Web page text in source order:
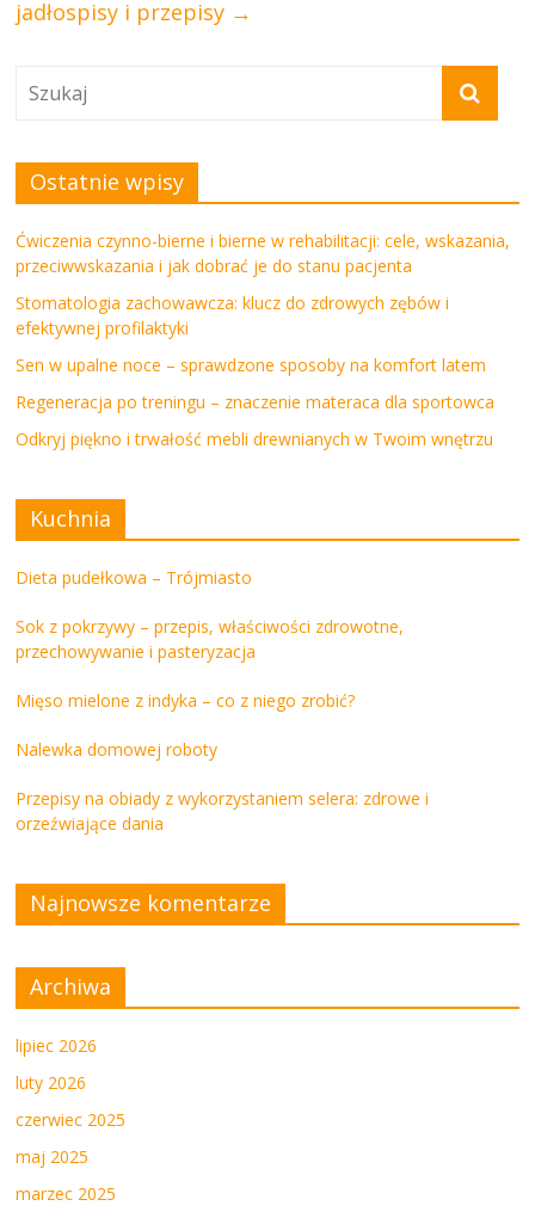
jadłospisy i przepisy →
Ostatnie wpisy
Ćwiczenia czynno-bierne i bierne w rehabilitacji: cele, wskazania,
przeciwwskazania i jak dobrać je do stanu pacjenta
Stomatologia zachowawcza: klucz do zdrowych zębów i
efektywnej profilaktyki
Sen w upalne noce – sprawdzone sposoby na komfort latem
Regeneracja po treningu – znaczenie materaca dla sportowca
Odkryj piękno i trwałość mebli drewnianych w Twoim wnętrzu
Kuchnia
Dieta pudełkowa – Trójmiasto
Sok z pokrzywy – przepis, właściwości zdrowotne,
przechowywanie i pasteryzacja
Mięso mielone z indyka – co z niego zrobić?
Nalewka domowej roboty
Przepisy na obiady z wykorzystaniem selera: zdrowe i
orzeźwiające dania
Najnowsze komentarze
Archiwa
lipiec 2026
luty 2026
czerwiec 2025
maj 2025
marzec 2025